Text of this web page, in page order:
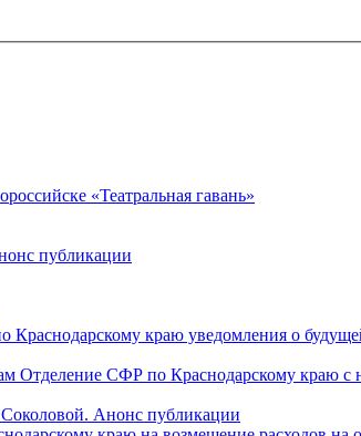
«Театральная гавань»
публикации
краю уведомления о
Отделение СФР по Краснодарскому краю с
Анонс публикации